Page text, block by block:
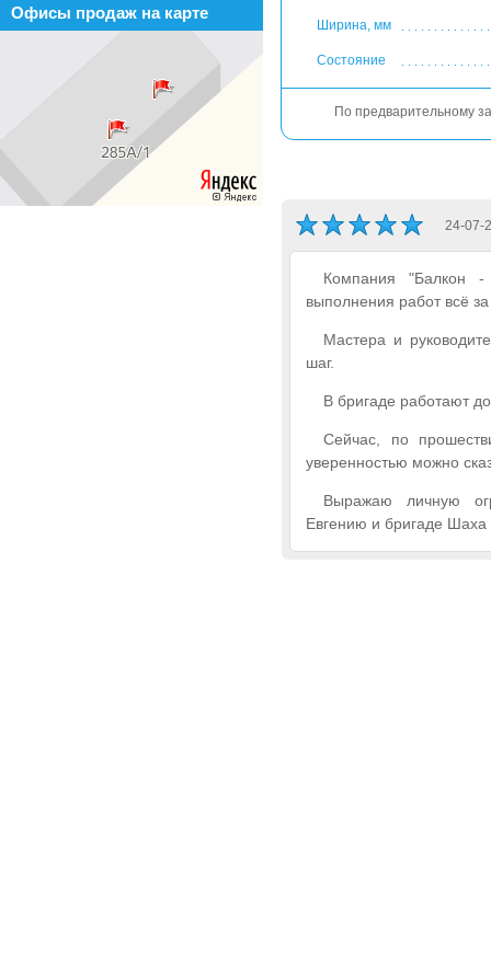
Ширина, мм
Состояние
По предварительному
24-07-
Компания "Балкон
выполнения работ всё
Мастера и
шаг.
В бригаде работают
Сейчас, по
уверенностью можно
Выражаю личную
Евгению и бригаде
Офисы продаж на карте